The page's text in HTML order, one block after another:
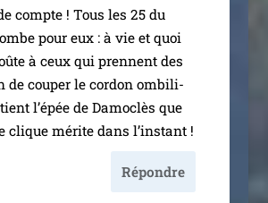
compte ! Tous les 25 du
pour eux : à vie et quoi
à ceux qui prennent des
de cou­per le cor­don ombi­li­
l’é­pée de Damoclès que
clique mérite dans l’instant !
Répondre